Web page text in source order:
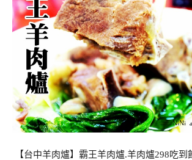
【台中羊肉爐】霸王羊肉爐.羊肉爐298吃到